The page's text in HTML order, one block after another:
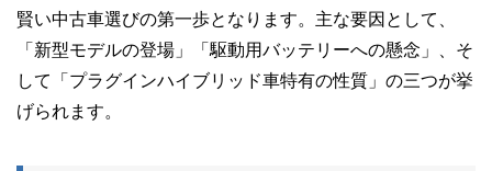
賢い中古車選びの第一歩となります。主な要因として、
「新型モデルの登場」「駆動用バッテリーへの懸念」、そ
して「プラグインハイブリッド車特有の性質」の三つが挙
げられます。